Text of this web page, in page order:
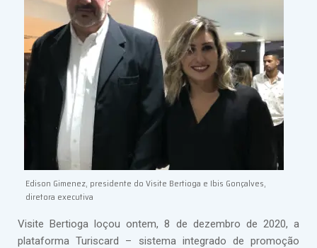
Edison Gimenez, presidente do Visite Bertioga e Ibis Gonçalves,
diretora executiva
Visite Bertioga loçou ontem, 8 de dezembro de 2020, a
plataforma Turiscard – sistema integrado de promoção